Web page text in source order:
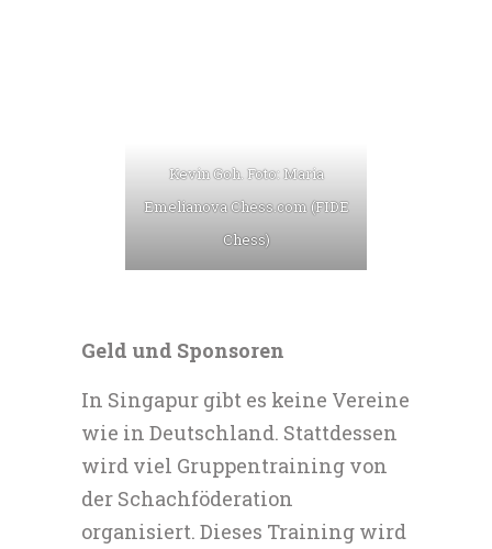
Kevin Goh. Foto: Maria
Emelianova Chess.com (FIDE
Chess)
Geld und Sponsoren
In Singapur gibt es keine Vereine
wie in Deutschland. Stattdessen
wird viel Gruppentraining von
der Schachföderation
organisiert. Dieses Training wird